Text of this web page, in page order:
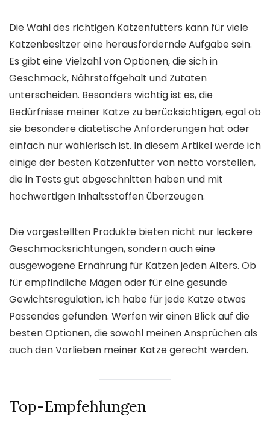
Die Wahl des richtigen Katzenfutters kann für viele
Katzenbesitzer eine herausfordernde Aufgabe sein.
Es gibt eine Vielzahl von Optionen, die sich in
Geschmack, Nährstoffgehalt und Zutaten
unterscheiden. Besonders wichtig ist es, die
Bedürfnisse meiner Katze zu berücksichtigen, egal ob
sie besondere diätetische Anforderungen hat oder
einfach nur wählerisch ist. In diesem Artikel werde ich
einige der besten Katzenfutter von netto vorstellen,
die in Tests gut abgeschnitten haben und mit
hochwertigen Inhaltsstoffen überzeugen.
Die vorgestellten Produkte bieten nicht nur leckere
Geschmacksrichtungen, sondern auch eine
ausgewogene Ernährung für Katzen jeden Alters. Ob
für empfindliche Mägen oder für eine gesunde
Gewichtsregulation, ich habe für jede Katze etwas
Passendes gefunden. Werfen wir einen Blick auf die
besten Optionen, die sowohl meinen Ansprüchen als
auch den Vorlieben meiner Katze gerecht werden.
Top-Empfehlungen